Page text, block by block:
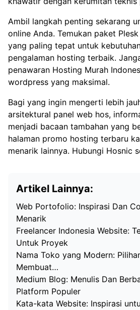
Ambil langkah penting sekarang
online Anda. Temukan paket
yang paling tepat untuk
pengalaman hosting terbaik.
penawaran Hosting Murah
wordpress yang maksimal.
Bagi yang ingin mengerti lebih
arsitektural panel web hos,
menjadi bacaan tambahan yang
halaman promo hosting terbaru
menarik lainnya. Hubungi Hosnic
Artikel Lainnya:
Web Portofolio: Inspirasi Dan
Menarik
Freelancer Indonesia Website:
Untuk Proyek
Nama Toko yang Modern:
Membuat…
Medium Blog: Menulis Dan
Platform Populer
Kata-kata Website: Inspirasi